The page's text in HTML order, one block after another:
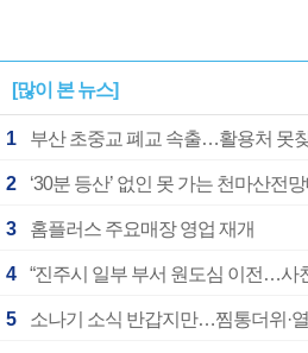
[많이 본 뉴스]
1 부산 초중교 폐교 속출…활용처 못
2 ‘30분 등산’ 없인 못 가는 천마산전
3 홈플러스 주요매장 영업 재개
4 “진주시 일부 부서 원도심 이전…사
5 소나기 소식 반갑지만…찜통더위·